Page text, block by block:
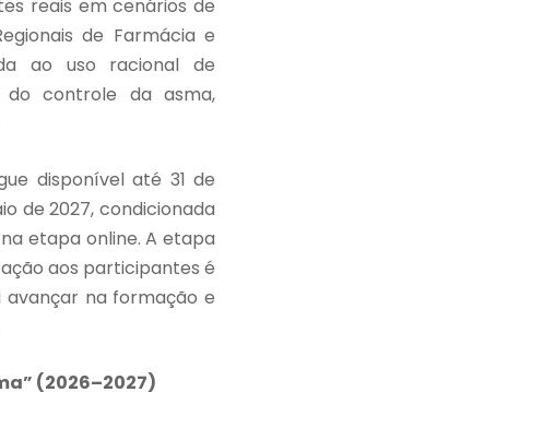
reais em cenários de
de Farmácia e
ao uso racional de
do controle da asma,
disponível até 31 de
de 2027, condicionada
etapa online. A etapa
aos participantes é
na formação e
(2026–2027)